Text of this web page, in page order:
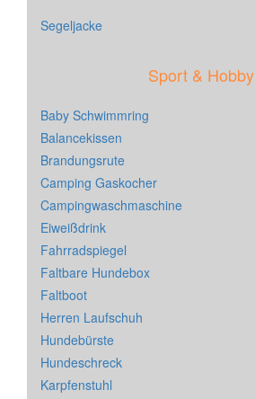
Segeljacke
Sport & Hobby
Baby Schwimmring
Balancekissen
Brandungsrute
Camping Gaskocher
Campingwaschmaschine
Eiweißdrink
Fahrradspiegel
Faltbare Hundebox
Faltboot
Herren Laufschuh
Hundebürste
Hundeschreck
Karpfenstuhl